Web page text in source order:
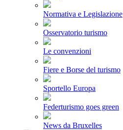
Normativa e Legislazione
Osservatorio turismo
Le convenzioni
Fiere e Borse del turismo
Sportello Europa
Federturismo goes green
News da Bruxelles